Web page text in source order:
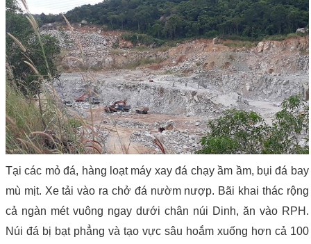
Tại các mỏ đá, hàng loạt máy xay đá chạy ầm ầm, bụi đá bay
mù mịt. Xe tải vào ra chở đá nườm nượp. Bãi khai thác rộng
cả ngàn mét vuông ngay dưới chân núi Dinh, ăn vào RPH.
Núi đá bị bạt phẳng và tạo vực sâu hoắm xuống hơn cả 100